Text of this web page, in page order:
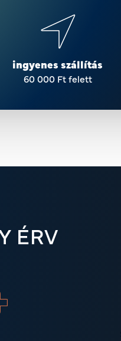
ingyenes szállítás
60 000 Ft felett
ÉRV